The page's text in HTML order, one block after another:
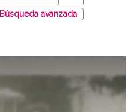
Búsqueda avanzada